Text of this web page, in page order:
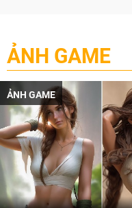
ẢNH GAME
ẢNH GAME